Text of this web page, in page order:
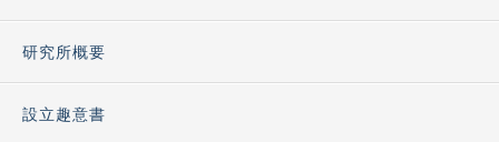
研究所概要
設立趣意書